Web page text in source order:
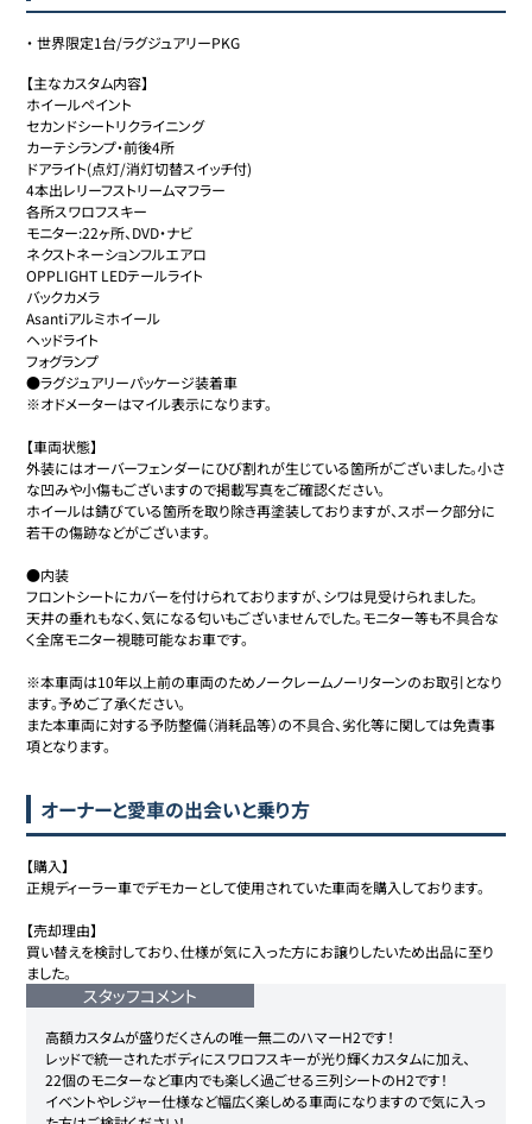
・世界限定1台/ラグジュアリーPKG
【主なカスタム内容】
ホイールペイント
セカンドシートリクライニング
カーテシランプ・前後4所
ドアライト(点灯/消灯切替スイッチ付)
4本出レリーフストリームマフラー
各所スワロフスキー
モニター:22ヶ所、DVD・ナビ
ネクストネーションフルエアロ
OPPLIGHT LEDテールライト
バックカメラ
Asantiアルミホイール
ヘッドライト
フォグランプ
●ラグジュアリーパッケージ装着車
※オドメーターはマイル表示になります。
【車両状態】
外装にはオーバーフェンダーにひび割れが生じている箇所がございました。小さ
な凹みや小傷もございますので掲載写真をご確認ください。
ホイールは錆びている箇所を取り除き再塗装しておりますが、スポーク部分に
若干の傷跡などがございます。
●内装
フロントシートにカバーを付けられておりますが、シワは見受けられました。
天井の垂れもなく、気になる匂いもございませんでした。モニター等も不具合な
く全席モニター視聴可能なお車です。
※本車両は10年以上前の車両のためノークレームノーリターンのお取引となり
ます。予めご了承ください。
また本車両に対する予防整備（消耗品等）の不具合、劣化等に関しては免責事
項となります。
オーナーと愛車の出会いと乗り方
【購入】
正規ディーラー車でデモカーとして使用されていた車両を購入しております。
【売却理由】
買い替えを検討しており、仕様が気に入った方にお譲りしたいため出品に至り
スタッフコメント
高額カスタムが盛りだくさんの唯一無二のハマーH2です！
レッドで統一されたボディにスワロフスキーが光り輝くカスタムに加え、
22個のモニターなど車内でも楽しく過ごせる三列シートのH2です！
イベントやレジャー仕様など幅広く楽しめる車両になりますので気に入っ